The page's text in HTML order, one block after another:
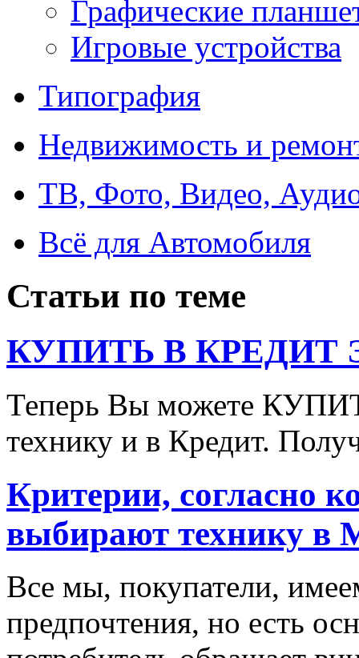
Графические
Игровые устройства
Типография
Недвижимость и
ТВ, Фото, Видео,
Всё для Автомобиля
Статьи по теме
КУПИТЬ В КРЕДИТ
Теперь Вы можете
технику и в Кредит.
Критерии, согласно
выбирают технику в
Все мы, покупатели,
предпочтения, но есть